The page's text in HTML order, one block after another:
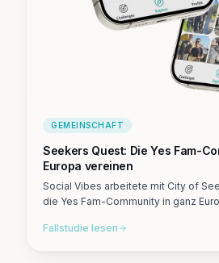
GEMEINSCHAFT
Seekers Quest: Die Yes Fam-
Europa vereinen
Social Vibes arbeitete mit City of
die Yes Fam-Community in ganz
Erlebnisse zu verbinden.
Fallstudie lesen